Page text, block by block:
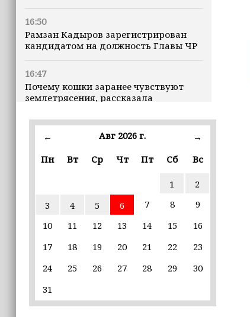
16:50
Рамзан Кадыров зарегистрирован
кандидатом на должность Главы ЧР
16:47
Почему кошки заранее чувствуют
землетрясения, рассказала
16:12
проходящий в Грозном фестиваль
16:02
Неделя популяризации грудного
вскармливания: что важно знать
15:39
Республике серию спортивных
мероприятий в преддверии Дня
физкультурника
← Авг 2026 г.
→
Пн
Вт Ср Чт Пт Сб Вс
1
2
3
4 5 6 7 8
9
10
11 12 13 14 15
16
17
18 19 20 21 22
23
24
25 26 27 28 29
30
31